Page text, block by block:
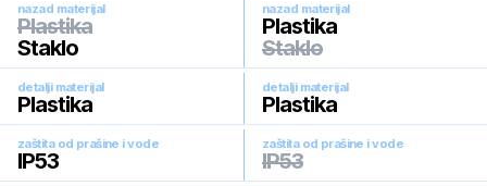
nazad materijal
Plastika
Staklo
nazad materijal
Plastika
Staklo
detalji materijal
Plastika
detalji materijal
Plastika
zaštita od prašine i vode
IP53
zaštita od prašine i vode
IP53